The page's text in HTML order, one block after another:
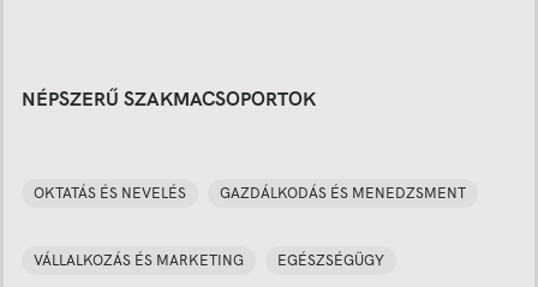
NÉPSZERŰ SZAKMACSOPORTOK
OKTATÁS ÉS NEVELÉS GAZDÁLKODÁS ÉS MENEDZSMENT
VÁLLALKOZÁS ÉS MARKETING EGÉSZSÉGÜGY